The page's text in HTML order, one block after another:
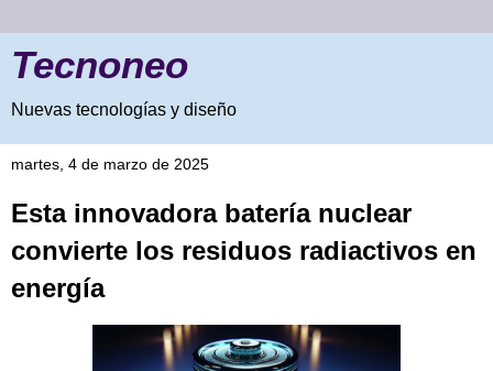
Tecnoneo
Nuevas tecnologías y diseño
martes, 4 de marzo de 2025
Esta innovadora batería nuclear
convierte los residuos radiactivos en
energía